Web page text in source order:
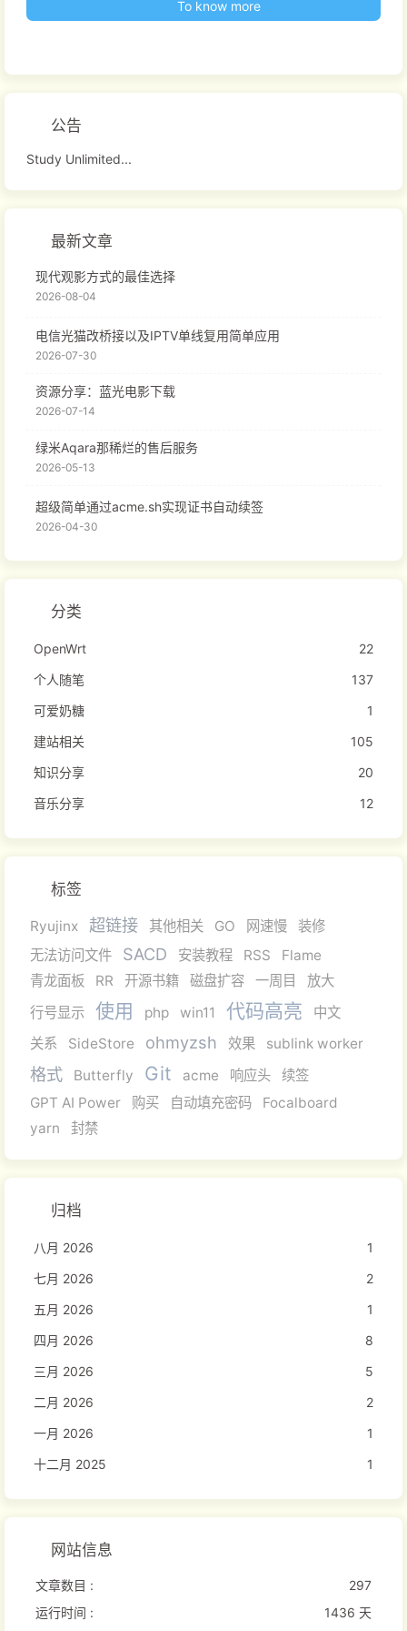
To know more
公告
Study Unlimited...
最新文章
现代观影方式的最佳选择
2026-08-04
电信光猫改桥接以及IPTV单线复用简单应用
2026-07-30
资源分享：蓝光电影下载
2026-07-14
绿米Aqara那稀烂的售后服务
2026-05-13
超级简单通过acme.sh实现证书自动续签
2026-04-30
分类
OpenWrt
22
个人随笔
137
可爱奶糖
1
建站相关
105
知识分享
20
音乐分享
12
标签
Ryujinx 超链接 其他相关 GO 网速慢
装修
无法访问文件
SACD 安装教程 RSS
Flame
青龙面板
RR 开源书籍 磁盘扩容 一周目
放大
行号显示
使用 php win11 代码高亮
中文
关系
SideStore ohmyzsh 效果 sublink worker
格式 Butterfly Git acme 响应头
续签
GPT AI Power
购买 自动填充密码
Focalboard
yarn
封禁
归档
八月 2026
1
七月 2026
2
五月 2026
1
四月 2026
8
三月 2026
5
二月 2026
2
一月 2026
1
十二月 2025
1
网站信息
文章数目 :
297
运行时间 :
1436 天